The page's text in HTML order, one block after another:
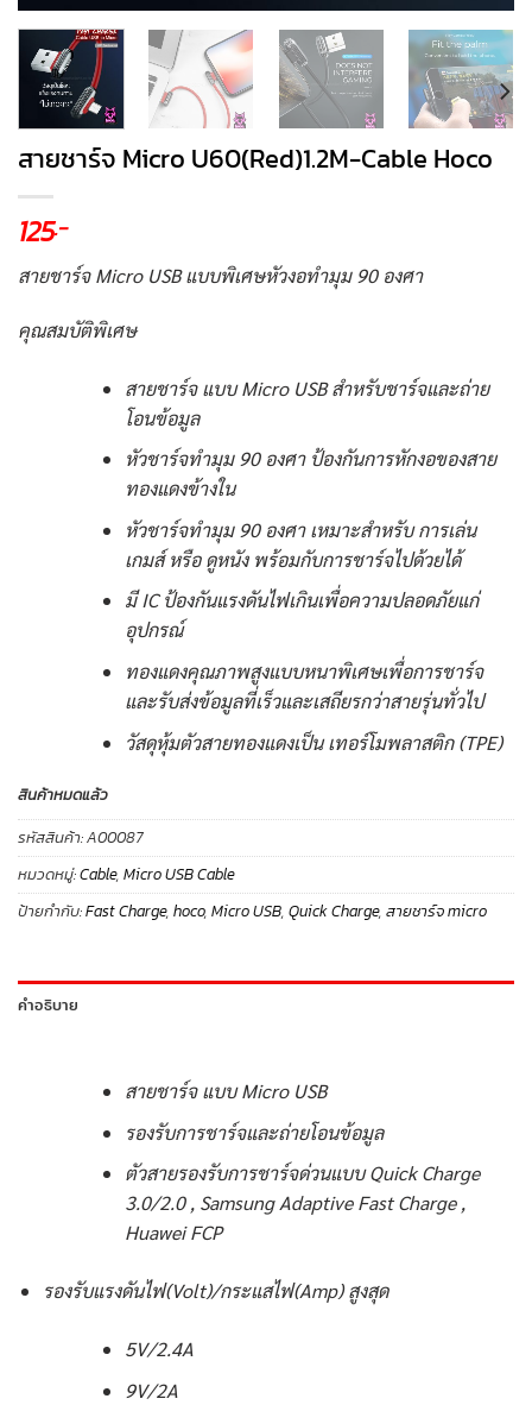
สายชาร์จ Micro U60(Red)1.2M-Cable Hoco
125.-
สายชาร์จ Micro USB แบบพิเศษหัวงอทำมุม 90 องศา
คุณสมบัติพิเศษ
สายชาร์จ แบบ Micro USB สำหรับชาร์จและถ่าย
โอนข้อมูล
หัวชาร์จทำมุม 90 องศา ป้องกันการหักงอของสาย
ทองแดงข้างใน
หัวชาร์จทำมุม 90 องศา เหมาะสำหรับ การเล่น
เกมส์ หรือ ดูหนัง พร้อมกับการชาร์จไปด้วยได้
มี IC ป้องกันแรงดันไฟเกินเพื่อความปลอดภัยแก่
อุปกรณ์
ทองแดงคุณภาพสูงแบบหนาพิเศษเพื่อการชาร์จ
และรับส่งข้อมูลที่เร็วและเสถียรกว่าสายรุ่นทั่วไป
วัสดุหุ้มตัวสายทองแดงเป็น เทอร์โมพลาสติก (TPE)
สินค้าหมดแล้ว
รหัสสินค้า:A00087
หมวดหมู่:Cable, Micro USB Cable
ป้ายกำกับ:Fast Charge, hoco, Micro USB, Quick Charge, สายชาร์จ micro
คำอธิบาย
สายชาร์จ แบบ Micro USB
รองรับการชาร์จและถ่ายโอนข้อมูล
ตัวสายรองรับการชาร์จด่วนแบบ Quick Charge
3.0/2.0 , Samsung Adaptive Fast Charge ,
Huawei FCP
รองรับแรงดันไฟ(Volt)/กระแสไฟ(Amp) สูงสุด
5V/2.4A
9V/2A